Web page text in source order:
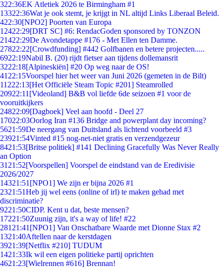
322:36EK Atletiek 2026 te Birmingham #1
13322:36Wat je ook stemt, je krijgt in NL altijd Links Liberaal Beleid.
422:30[NPO2] Poorten van Europa
12422:29[DRT SC] #6: RendacGoden sponsored by TONZON
21422:29De Avondetappe #176 - Met Ellen ten Damme.
27822:22[Crowdfunding] #442 Golfbanen en betere projecten.....
6922:19Nabil B. (20) rijdt fietser aan tijdens dollemansrit
3222:18[Alpineskiën] #20 Op weg naar de OS!
41 22:15Voorspel hier het weer van Juni 2026 (gemeten in de Bilt)
11222:13[Het Officiële Steam Topic #201] Steamrolled
20922:11 [Videoland] B&B vol liefde 6de seizoen #1 voor de
vooruitkijkers
24822:09[Dagboek] Veel aan hoofd - Deel 27
17022:03Oorlog Iran #136 Bridge and powerplant day incoming?
5621:59De neergang van Duitsland als lichtend voorbeeld #3
23921:54Vinted #15 nog-net-niet gratis en verzendgezeur
8421:53[Britse politiek] #141 Declining Gracefully Was Never Really
an Option
31 21:52[Voorspellen] Voorspel de eindstand van de Eredivisie
2026/2027
14321:51 [NPO1] We zijn er bijna 2026 #1
2321:51Heb jij wel eens (online of irl) te maken gehad met
discriminatie?
9221:50CIDP. Kent u dat, beste mensen?
17221:50Zuunig zijn, it's a way of life! #22
281 21:41 [NPO1] Van Onschatbare Waarde met Dionne Stax #2
1321:40Aftellen naar de kerstdagen
3921:39[Netflix #210] TUDUM
1421:33Ik wil een eigen politieke partij oprichten
4621:23[Wielrennen #616] Brennan!